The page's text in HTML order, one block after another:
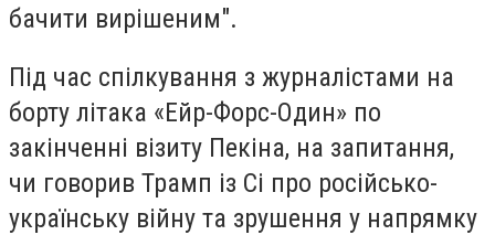
бачити вирішеним".
Під час спілкування з журналістами на
борту літака «Ейр-Форс-Один» по
закінченні візиту Пекіна, на запитання,
чи говорив Трамп із Сі про російсько-
українську війну та зрушення у напрямку